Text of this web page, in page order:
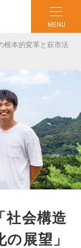
MENU
根本的変革と萩市活
社会構造
展望」